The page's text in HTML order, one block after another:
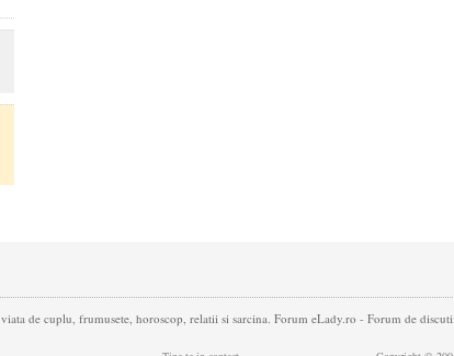
de cuplu, frumusete, horoscop, relatii si sarcina. Forum eLady.ro - Forum de